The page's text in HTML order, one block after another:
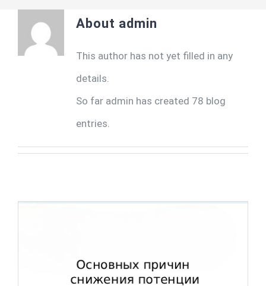
About admin
This author has not yet filled in any
details.
So far admin has created 78 blog
entries.